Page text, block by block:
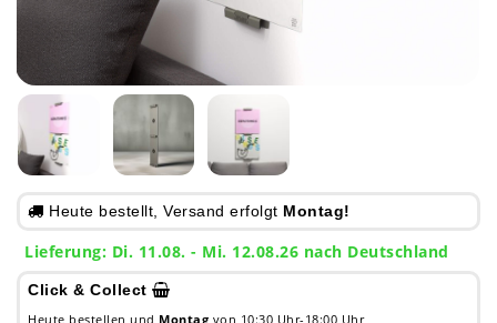
Heute bestellt, Versand erfolgt Montag!
Lieferung: Di. 11.08. - Mi. 12.08.26 nach Deutschland
Click & Collect
Heute bestellen und Montag von 10:30 Uhr-18:00 Uhr